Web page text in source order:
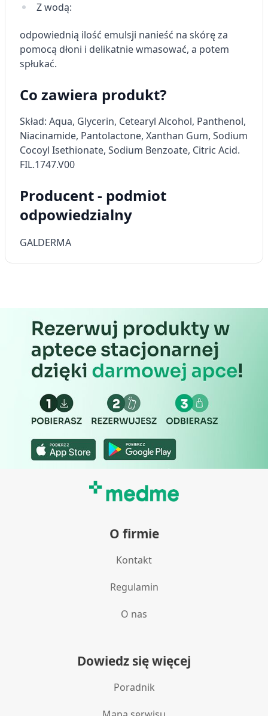
Z wodą:
odpowiednią ilość emulsji nanieść na skórę za
pomocą dłoni i delikatnie wmasować, a potem
spłukać.
Co zawiera produkt?
Skład: Aqua, Glycerin, Cetearyl Alcohol, Panthenol,
Niacinamide, Pantolactone, Xanthan Gum, Sodium
Cocoyl Isethionate, Sodium Benzoate, Citric Acid.
FIL.1747.V00
Producent - podmiot
odpowiedzialny
GALDERMA
O firmie
Kontakt
Regulamin
O nas
Dowiedz się więcej
Poradnik
Użycie dokładnych danych
geolokalizacyjnych
Identyfikowanie urządzeń na podstawie
aktywnie żądanych informacji
Niezbędne
Wydajność (Performance)
Reklama / śledzenie